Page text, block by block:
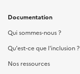
Documentation
Qui sommes-nous ?
Qu'est-ce que l'inclusion ?
Nos ressources